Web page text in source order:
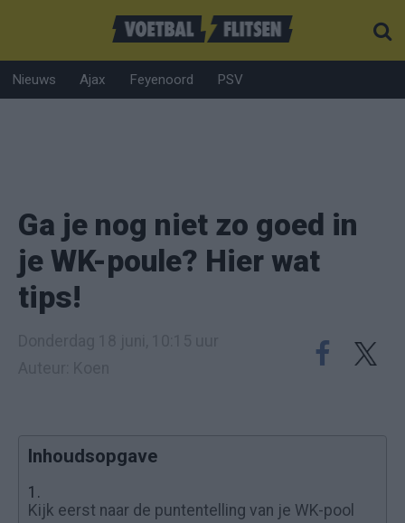
Nieuws Ajax Feyenoord PSV
Ga je nog niet zo goed in
je WK-poule? Hier wat
tips!
Inhoudsopgave
1.
Kijk eerst naar de puntentelling van je WK-pool